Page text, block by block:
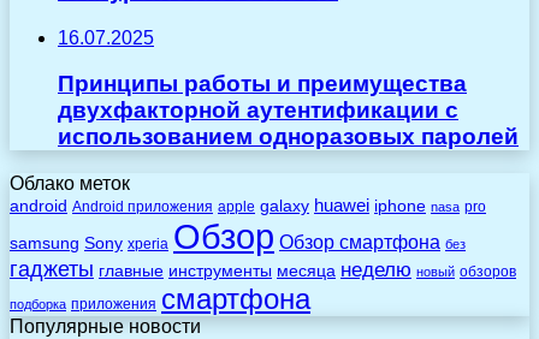
16.07.2025
Принципы работы и преимущества
двухфакторной аутентификации с
использованием одноразовых паролей
Облако меток
android Android приложения apple galaxy huawei iphone nasa pro
samsung Sony xperia Обзор Обзор смартфона без
гаджеты главные инструменты месяца неделю новый обзоров
подборка приложения смартфона
Популярные новости